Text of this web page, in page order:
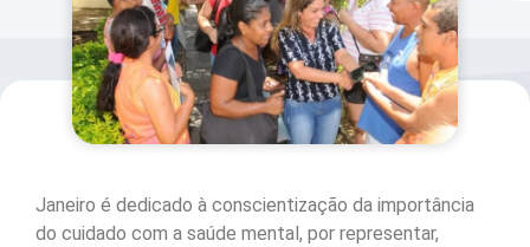
Janeiro é dedicado à conscientização da importância
do cuidado com a saúde mental, por representar,